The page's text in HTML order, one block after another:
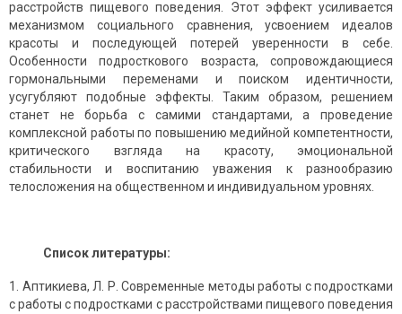
расстройств пищевого поведения. Этот эффект усиливается
механизмом социального сравнения, усвоением идеалов
красоты и последующей потерей уверенности в себе.
Особенности подросткового возраста, сопровождающиеся
гормональными переменами и поиском идентичности,
усугубляют подобные эффекты. Таким образом, решением
станет не борьба с самими стандартами, а проведение
комплексной работы по повышению медийной компетентности,
критического взгляда на красоту, эмоциональной
стабильности и воспитанию уважения к разнообразию
телосложения на общественном и индивидуальном уровнях.
Список литературы:
Аптикиева, Л. Р. Современные методы работы с подростками
с работы с подростками с расстройствами пищевого поведения